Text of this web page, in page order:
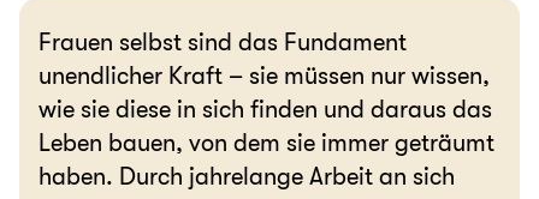
Frauen selbst sind das Fundament
unendlicher Kraft – sie müssen nur wissen,
wie sie diese in sich finden und daraus das
Leben bauen, von dem sie immer geträumt
haben. Durch jahrelange Arbeit an sich